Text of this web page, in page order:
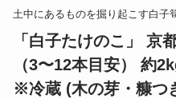
土中にあるものを掘り起こす白子
「白子たけのこ」 京
（3〜12本目安） 約
※冷蔵 (木の芽・糠つ